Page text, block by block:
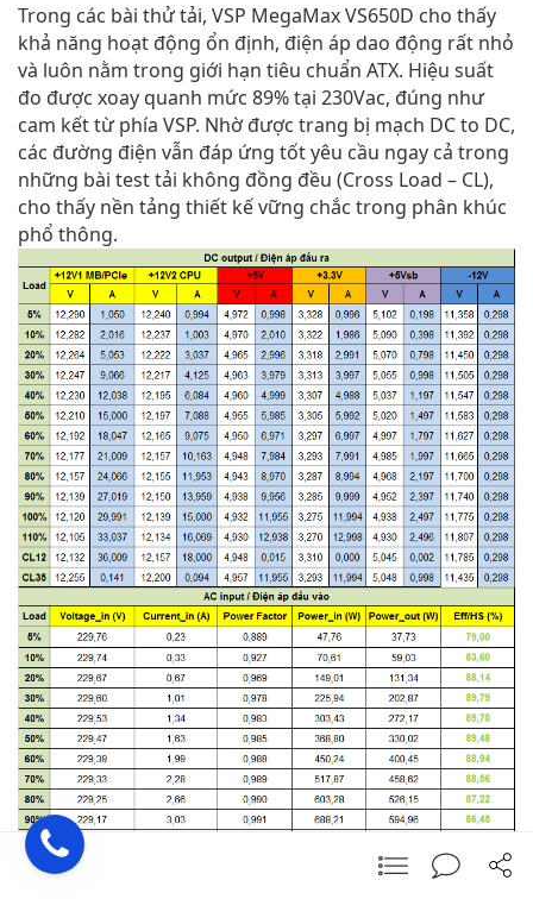
Trong các bài thử tải, VSP MegaMax VS650D cho thấy
khả năng hoạt động ổn định, điện áp dao động rất nhỏ
và luôn nằm trong giới hạn tiêu chuẩn ATX. Hiệu suất
đo được xoay quanh mức 89% tại 230Vac, đúng như
cam kết từ phía VSP. Nhờ được trang bị mạch DC to DC,
các đường điện vẫn đáp ứng tốt yêu cầu ngay cả trong
những bài test tải không đồng đều (Cross Load – CL),
cho thấy nền tảng thiết kế vững chắc trong phân khúc
phổ thông.